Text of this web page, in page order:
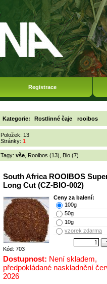
Registrace
Kategorie: Rostlinné čaje rooibos
Položek: 13
Stránky: 1
Tagy: vše Rooibos (13) Bio (7)
South Africa ROOIBOS
Long Cut (CZ-BIO-002)
Kód: 703
Ceny za balení:
100g
50g
10g
vzorek zdarma
Dostupnost: Není skladem,
předpokládané naskladnění
2026